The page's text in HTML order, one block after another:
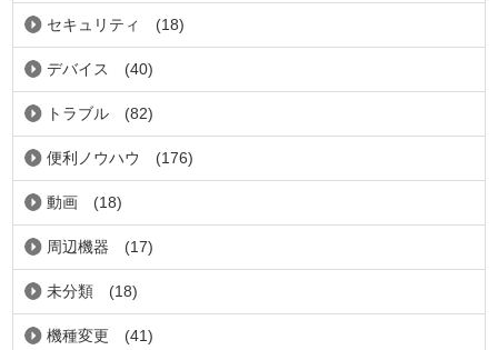
セキュリティ (18)
デバイス (40)
トラブル (82)
便利ノウハウ (176)
動画 (18)
周辺機器 (17)
未分類 (18)
機種変更 (41)